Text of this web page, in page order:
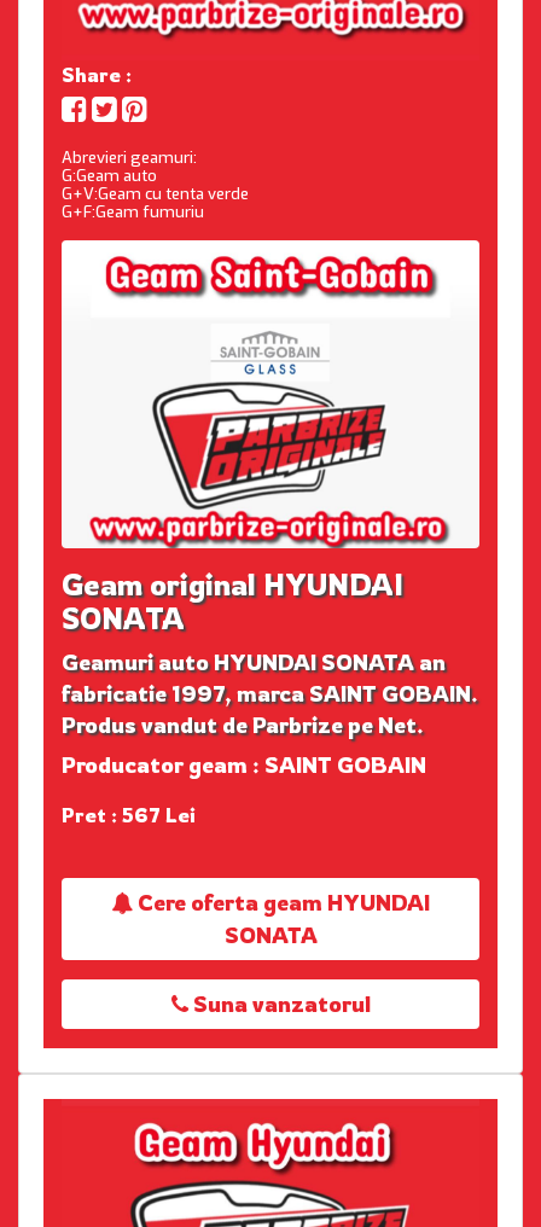
Share :
Abrevieri geamuri:
G:Geam auto
G+V:Geam cu tenta verde
G+F:Geam fumuriu
Geam original HYUNDAI
SONATA
Geamuri auto HYUNDAI SONATA an
fabricatie 1997, marca SAINT GOBAIN.
Produs vandut de Parbrize pe Net.
Producator geam : SAINT GOBAIN
Pret : 567 Lei
Cere oferta geam HYUNDAI
SONATA
Suna vanzatorul